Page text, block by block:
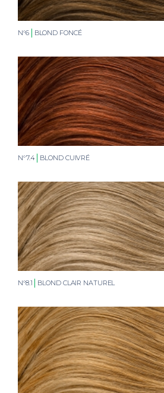
N°6 BLOND FONCÉ
N°7.4 BLOND CUIVRÉ
N°8.1 BLOND CLAIR NATUREL